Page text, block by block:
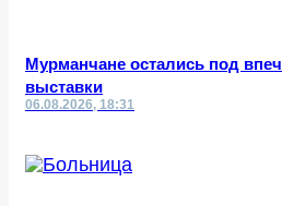
Мурманчане остались под
выставки
06.08.2026, 18:31